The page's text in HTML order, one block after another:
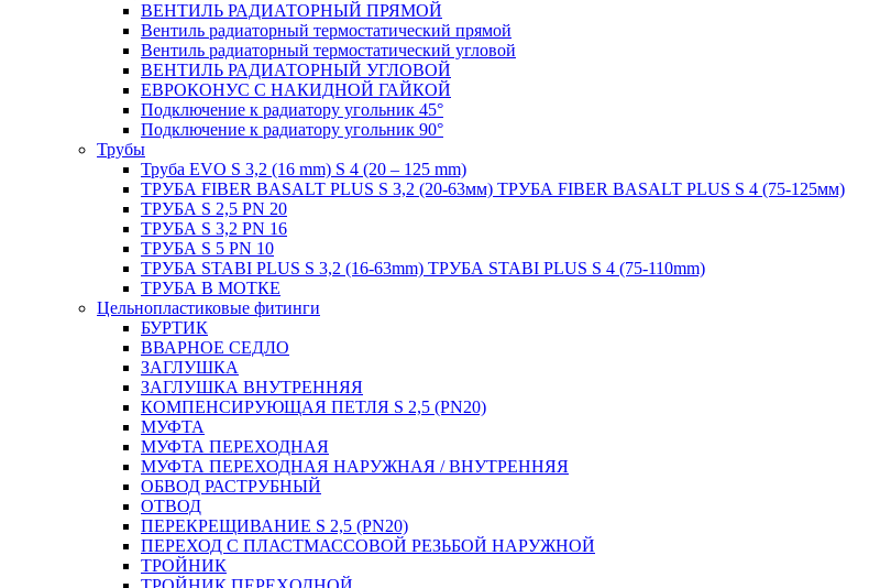
ВЕНТИЛЬ РАДИАТОРНЫЙ ПРЯМОЙ
Вентиль радиаторный термостатический прямой
Вентиль радиаторный термостатический угловой
ВЕНТИЛЬ РАДИАТОРНЫЙ УГЛОВОЙ
ЕВРОКОНУС С НАКИДНОЙ ГАЙКОЙ
Подключение к радиатору угольник 45°
Подключение к радиатору угольник 90°
Трубы
Труба EVO S 3,2 (16 mm) S 4 (20 – 125 mm)
ТРУБА FIBER BASALT PLUS S 3,2 (20-63мм) ТРУБА FIBER BASALT PLUS S 4 (75-125мм)
ТРУБА S 2,5 PN 20
ТРУБА S 3,2 PN 16
ТРУБА S 5 PN 10
ТРУБА STABI PLUS S 3,2 (16-63mm) ТРУБА STABI PLUS S 4 (75-110mm)
ТРУБА В МОТКЕ
Цельнопластиковые фитинги
БУРТИК
ВВАРНОЕ СЕДЛО
ЗАГЛУШКА
ЗАГЛУШКА ВНУТРЕННЯЯ
КОМПЕНСИРУЮЩАЯ ПЕТЛЯ S 2,5 (PN20)
МУФТА
МУФТА ПЕРЕХОДНАЯ
МУФТА ПЕРЕХОДНАЯ НАРУЖНАЯ / ВНУТРЕННЯЯ
ОБВОД РАСТРУБНЫЙ
ОТВОД
ПЕРЕКРЕЩИВАНИЕ S 2,5 (PN20)
ПЕРЕХОД С ПЛАСТМАССОВОЙ РЕЗЬБОЙ НАРУЖНОЙ
ТРОЙНИК